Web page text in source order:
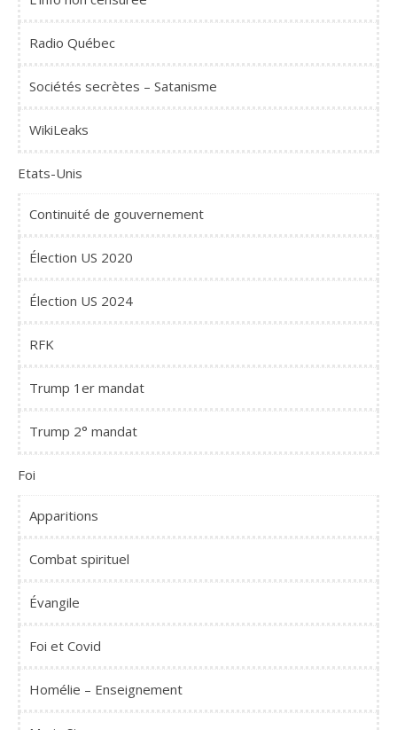
Radio Québec
Sociétés secrètes – Satanisme
WikiLeaks
Etats-Unis
Continuité de gouvernement
Élection US 2020
Élection US 2024
RFK
Trump 1er mandat
Trump 2° mandat
Foi
Apparitions
Combat spirituel
Évangile
Foi et Covid
Homélie – Enseignement